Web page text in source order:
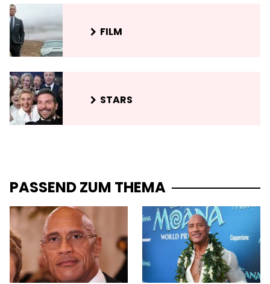
FILM
STARS
PASSEND ZUM THEMA